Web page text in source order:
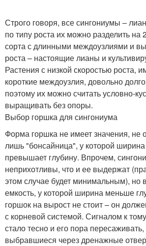
Строго говоря, все сингониумы –
по типу роста их можно разделить
сорта с длинными междоузлиями и
роста – настоящие лианы и
Растения с низкой скоростью роста,
короткие междоузлия, довольно
поэтому их можно считать условно-
выращивать без опоры.
Выбор горшка для сингониума
Форма горшка не имеет значения, не
лишь "бонсайница", у которой ширина
превышает глубину. Впрочем,
неприхотливы, что и ее выдержат
этом случае будет минимальным), но
емкость, у которой ширина меньше
горшок на вырост не стоит – он
с корневой системой. Сигналом к
стало тесно и его пора пересаживать,
выбравшиеся через дренажные